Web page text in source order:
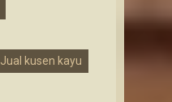
Jual kusen kayu